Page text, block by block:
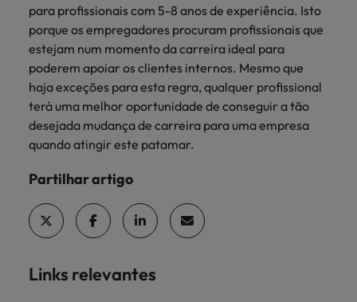
para profissionais com 5-8 anos de experiência. Isto
porque os empregadores procuram profissionais que
estejam num momento da carreira ideal para
poderem apoiar os clientes internos. Mesmo que
haja exceções para esta regra, qualquer profissional
terá uma melhor oportunidade de conseguir a tão
desejada mudança de carreira para uma empresa
quando atingir este patamar.
Partilhar artigo
Links relevantes